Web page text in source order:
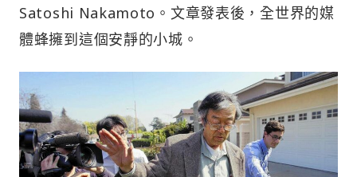
Satoshi Nakamoto。文章發表後，全世界的媒
體蜂擁到這個安靜的小城。